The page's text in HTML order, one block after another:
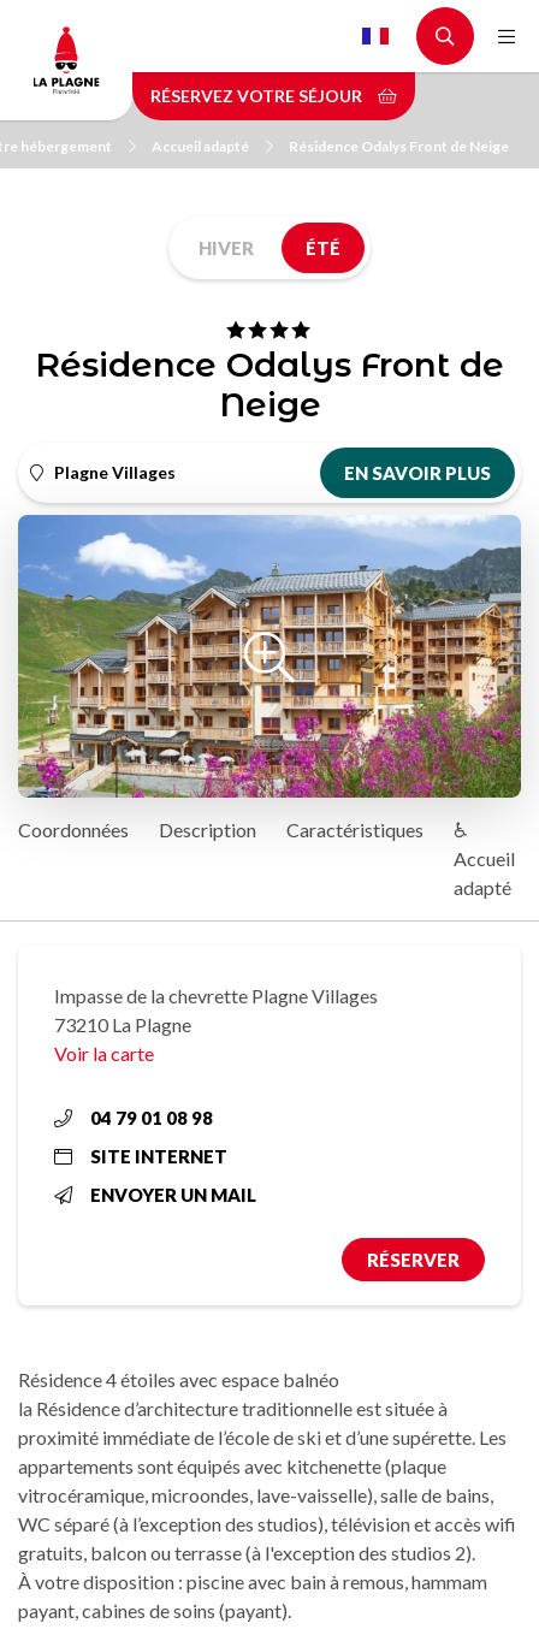
contenu
principal
RÉSERVEZ VOTRE SÉJOUR
hébergement Accueil adapté Résidence Odalys Front de Neige
HIVER ÉTÉ
Résidence Odalys Front de
Neige
Plagne Villages EN SAVOIR PLUS
Coordonnées Description Caractéristiques
♿
Accueil
adapté
Impasse de la chevrette Plagne Villages
73210 La Plagne
Voir la carte
04 79 01 08 98
SITE INTERNET
ENVOYER UN MAIL
RÉSERVER
Résidence 4 étoiles avec espace balnéo
la Résidence d’architecture traditionnelle est située à
proximité immédiate de l’école de ski et d’une supérette. Les
appartements sont équipés avec kitchenette (plaque
vitrocéramique, microondes, lave-vaisselle), salle de bains,
WC séparé (à l’exception des studios), télévision et accès wifi
gratuits, balcon ou terrasse (à l'exception des studios 2).
À votre disposition : piscine avec bain à remous, hammam
payant, cabines de soins (payant).